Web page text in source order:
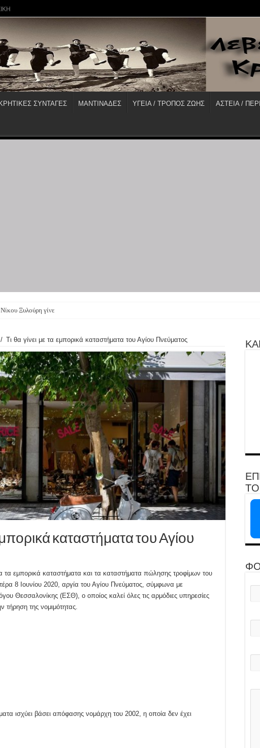
ΚΡΗΤΙΚΕΣ ΣΥΝΤΑΓΕΣ ΜΑΝΤΙΝΑΔΕΣ ΥΓΕΙΑ / ΤΡΟΠΟΣ ΖΩΗΣ ΑΣΤΕΙΑ /
Ξυλούρη γίνεται θεατρική π
/ Τι θα γίνει με τα εμπορικά καταστήματα του Αγίου Πνεύματος
καταστήματα του Αγίου
τα εμπορικά καταστήματα και τα καταστήματα πώλησης τροφίμων του
8 Ιουνίου 2020, αργία του Αγίου Πνεύματος, σύμφωνα με
Θεσσαλονίκης (ΕΣΘ), ο οποίος καλεί όλες τις αρμόδιες υπηρεσίες
τήρηση της νομιμότητας.
ισχύει βάσει απόφασης νομάρχη του 2002, η οποία δεν έχει
ΤΟ